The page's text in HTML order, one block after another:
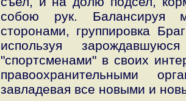
собою рук. Балансируя
сторонами, группировка
используя
"спортсменами" в своих
правоохранительными
завладевая все новыми и